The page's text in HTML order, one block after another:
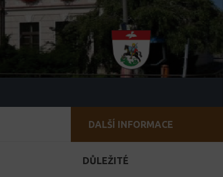
DALŠÍ INFORMACE
DŮLEŽITÉ